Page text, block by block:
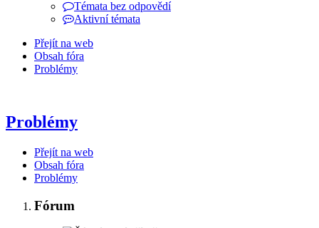
Témata bez odpovědí
Aktivní témata
Přejít na web
Obsah fóra
Problémy
Problémy
Přejít na web
Obsah fóra
Problémy
Fórum